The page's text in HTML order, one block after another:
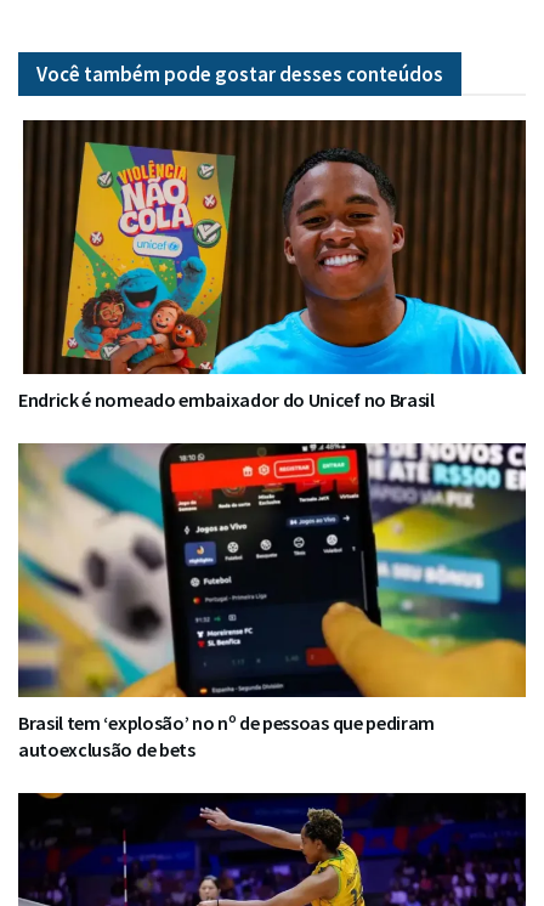
Você também pode gostar desses conteúdos
Endrick é nomeado embaixador do Unicef no Brasil
Brasil tem ‘explosão’ no nº de pessoas que pediram
autoexclusão de bets